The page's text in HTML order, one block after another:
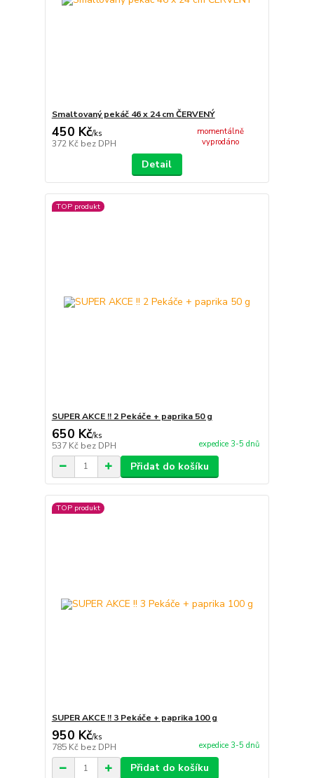
Smaltovaný pekáč 46 x 24 cm ČERVENÝ
450 Kč/ks
372 Kč bez DPH
momentálně
vyprodáno
Detail
TOP produkt
SUPER AKCE !! 2 Pekáče + paprika 50 g
650 Kč/ks
537 Kč bez DPH expedice 3-5 dnů
Přidat do košíku
TOP produkt
SUPER AKCE !! 3 Pekáče + paprika 100 g
950 Kč/ks
785 Kč bez DPH expedice 3-5 dnů
Přidat do košíku